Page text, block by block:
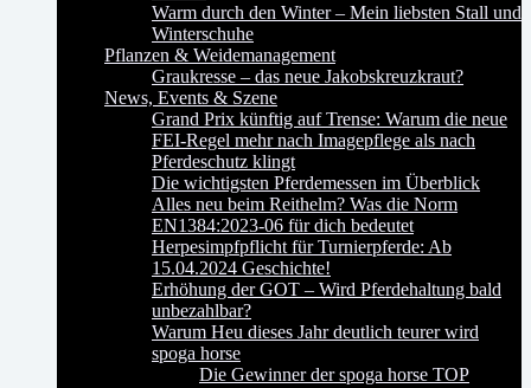
Warm durch den Winter – Mein liebsten Stall und
Winterschuhe
Pflanzen & Weidemanagement
Graukresse – das neue Jakobskreuzkraut?
News, Events & Szene
Grand Prix künftig auf Trense: Warum die neue
FEI-Regel mehr nach Imagepflege als nach
Pferdeschutz klingt
Die wichtigsten Pferdemessen im Überblick
Alles neu beim Reithelm? Was die Norm
EN1384:2023-06 für dich bedeutet
Herpesimpfpflicht für Turnierpferde: Ab
15.04.2024 Geschichte!
Erhöhung der GOT – Wird Pferdehaltung bald
unbezahlbar?
Warum Heu dieses Jahr deutlich teurer wird
spoga horse
Die Gewinner der spoga horse TOP